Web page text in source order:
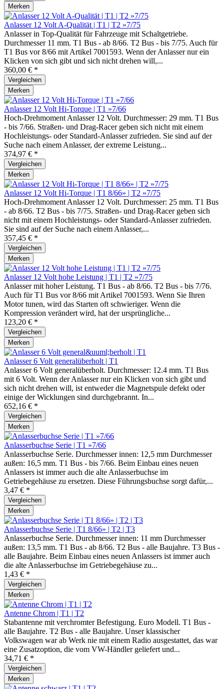
Merken
Anlasser 12 Volt A-Qualität | T1 | T2 »7/75
Anlasser in Top-Qualität für Fahrzeuge mit Schaltgetriebe.
Durchmesser 11 mm. T1 Bus - ab 8/66. T2 Bus - bis 7/75. Auch für
T1 Bus vor 8/66 mit Artikel 7001593. Wenn der Anlasser nur ein
Klicken von sich gibt und sich nicht drehen will,...
360,00 € *
Vergleichen
Merken
Anlasser 12 Volt Hi-Torque | T1 »7/66
Hoch-Drehmoment Anlasser 12 Volt. Durchmesser: 29 mm. T1 Bus
- bis 7/66. Straßen- und Drag-Racer geben sich nicht mit einem
Hochleistungs- oder Standard-Anlasser zufrieden. Sie sind auf der
Suche nach einem Anlasser, der extreme Leistung...
374,97 € *
Vergleichen
Merken
Anlasser 12 Volt Hi-Torque | T1 8/66» | T2 »7/75
Hoch-Drehmoment Anlasser 12 Volt. Durchmesser: 25 mm. T1 Bus
- ab 8/66. T2 Bus - bis 7/75. Straßen- und Drag-Racer geben sich
nicht mit einem Hochleistungs- oder Standard-Anlasser zufrieden.
Sie sind auf der Suche nach einem Anlasser,...
357,45 € *
Vergleichen
Merken
Anlasser 12 Volt hohe Leistung | T1 | T2 »7/75
Anlasser mit hoher Leistung. T1 Bus - ab 8/66. T2 Bus - bis 7/76.
Auch für T1 Bus vor 8/66 mit Artikel 7001593. Wenn Sie Ihren
Motor tunen, wird das Starten oft schwieriger. Wenn die
Kompression verändert wird, hat der ursprüngliche...
123,20 € *
Vergleichen
Merken
Anlasser 6 Volt generalüberholt | T1
Anlasser 6 Volt generalüberholt. Durchmesser: 12.4 mm. T1 Bus
mit 6 Volt. Wenn der Anlasser nur ein Klicken von sich gibt und
sich nicht drehen will, ist entweder die Magnetspule defekt oder
einige der Wicklungen sind durchgebrannt. In...
652,16 € *
Vergleichen
Merken
Anlasserbuchse Serie | T1 »7/66
Anlasserbuchse Serie. Durchmesser innen: 12,5 mm Durchmesser
außen: 16,5 mm. T1 Bus - bis 7/66. Beim Einbau eines neuen
Anlassers ist immer auch die alte Anlasserbuchse im
Getriebegehäuse zu ersetzen. Diese Führungsbuchse sorgt dafür,...
3,47 € *
Vergleichen
Merken
Anlasserbuchse Serie | T1 8/66» | T2 | T3
Anlasserbuchse Serie. Durchmesser innen: 11 mm Durchmesser
außen: 13,5 mm. T1 Bus - ab 8/66. T2 Bus - alle Baujahre. T3 Bus -
alle Baujahre. Beim Einbau eines neuen Anlassers ist immer auch
die alte Anlasserbuchse im Getriebegehäuse zu...
1,43 € *
Vergleichen
Merken
Antenne Chrom | T1 | T2
Stabantenne mit verchromter Befestigung. Euro Modell. T1 Bus -
alle Baujahre. T2 Bus - alle Baujahre. Unser klassischer
Volkswagen war ab Werk nie mit einem Radio ausgestattet, das war
eine Zusatzoption, die vom VW-Händler geliefert und...
34,71 € *
Vergleichen
Merken